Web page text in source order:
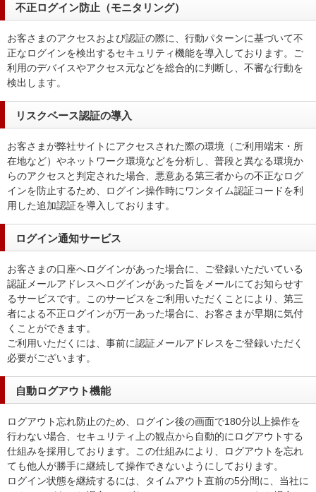
不正ログイン防止（モニタリング）
お客さまのアクセスおよび認証の際に、行動パターンに基づいて不
正なログインを検出するセキュリティ機能を導入しております。ご
利用のデバイスやアクセス元などを総合的に判断し、不審な行動を
検出します。
リスクベース認証の導入
お客さまが弊社サイトにアクセスされた際の環境（ご利用端末・所
在地など）やネットワーク環境などを分析し、普段と異なる環境か
らのアクセスと判定された場合、悪意ある第三者からの不正なログ
インを防止するため、ログイン操作時にワンタイム認証コードを利
用した追加認証を導入しております。
ログイン通知サービス
お客さまの口座へログインがあった場合に、ご登録いただいている
認証メールアドレスへログインがあった旨をメールにてお知らせす
るサービスです。このサービスをご利用いただくことにより、第三
者による不正ログインが万一あった場合に、お客さまが早期に気付
くことができます。
ご利用いただくには、事前に認証メールアドレスをご登録いただく
必要がございます。
自動ログアウト機能
ログアウト忘れ防止のため、ログイン後の画面で180分以上操作を
行わない場合、セキュリティ上の観点から自動的にログアウトする
仕組みを採用しております。この仕組みにより、ログアウトを忘れ
ても他人が勝手に継続して操作できないようにしております。
ログイン状態を継続するには、タイムアウト直前の5分間に、当社に